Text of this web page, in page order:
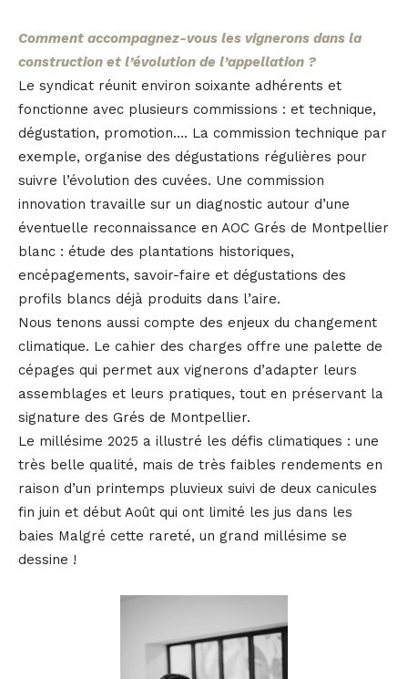
Comment accompagnez-vous les vignerons dans la
construction et l’évolution de l’appellation ?
Le syndicat réunit environ soixante adhérents et
fonctionne avec plusieurs commissions : et technique,
dégustation, promotion…. La commission technique par
exemple, organise des dégustations régulières pour
suivre l’évolution des cuvées. Une commission
innovation travaille sur un diagnostic autour d’une
éventuelle reconnaissance en AOC Grés de Montpellier
blanc : étude des plantations historiques,
encépagements, savoir-faire et dégustations des
profils blancs déjà produits dans l’aire.
Nous tenons aussi compte des enjeux du changement
climatique. Le cahier des charges offre une palette de
cépages qui permet aux vignerons d’adapter leurs
assemblages et leurs pratiques, tout en préservant la
signature des Grés de Montpellier.
Le millésime 2025 a illustré les défis climatiques : une
très belle qualité, mais de très faibles rendements en
raison d’un printemps pluvieux suivi de deux canicules
fin juin et début Août qui ont limité les jus dans les
baies Malgré cette rareté, un grand millésime se
dessine !